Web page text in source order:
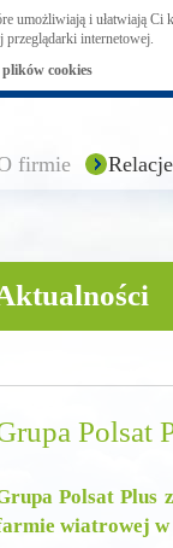
umożliwiają i ułatwiają Ci
internetowej.
cookies
firmie
Polsat
Polsat Plus
wiatrowej w